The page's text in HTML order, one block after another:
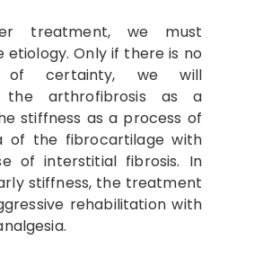
treatment, we must
etiology. Only if there is no
of certainty, we will
the arthrofibrosis as a
stiffness as a process of
of the fibrocartilage with
of interstitial fibrosis. In
stiffness, the treatment
rehabilitation with